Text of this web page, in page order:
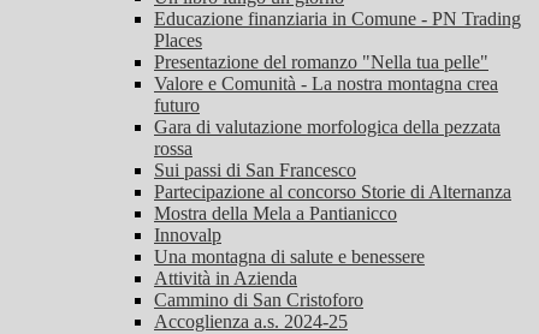
Educazione finanziaria in Comune - PN Trading
Places
Presentazione del romanzo "Nella tua pelle"
Valore e Comunità - La nostra montagna crea
futuro
Gara di valutazione morfologica della pezzata
rossa
Sui passi di San Francesco
Partecipazione al concorso Storie di Alternanza
Mostra della Mela a Pantianicco
Innovalp
Una montagna di salute e benessere
Attività in Azienda
Cammino di San Cristoforo
Accoglienza a.s. 2024-25